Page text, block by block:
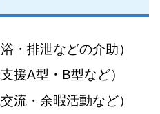
・排泄などの介助）
援A型・B型など）
流・余暇活動など）